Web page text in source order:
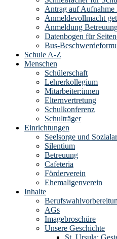
Antrag auf Aufnahme
Anmeldevollmacht
Anmeldung
Datenbogen für
Bus-
Schule A-Z
Menschen
Schülerschaft
Lehrerkollegium
Mitarbeiter:innen
Elternvertretung
Schulkonferenz
Schulträger
Einrichtungen
Seelsorge und
Silentium
Betreuung
Cafeteria
Förderverein
Ehemaligenverein
Inhalte
AGs
Imagebroschüre
Unsere Geschichte
St. Ursula: